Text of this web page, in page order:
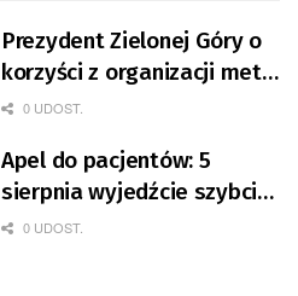
Prezydent Zielonej Góry o
korzyści z organizacji mety
Tour de Pologne
0 UDOST.
Apel do pacjentów: 5
sierpnia wyjedźcie szybciej
z domów
0 UDOST.